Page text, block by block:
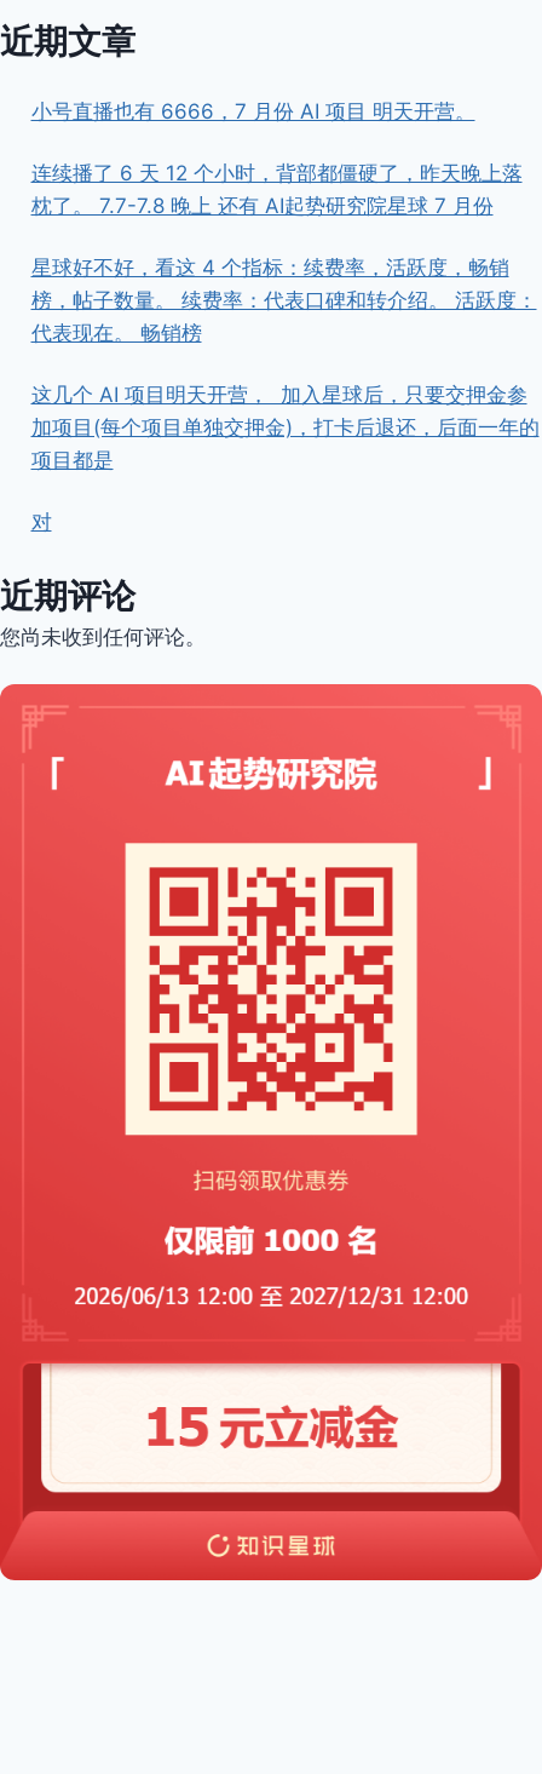
近期文章
小号直播也有 6666，7 月份 AI 项目 明天开营。
连续播了 6 天 12 个小时，背部都僵硬了，昨天晚上落
枕了。 7.7-7.8 晚上 还有 AI起势研究院星球 7 月份
星球好不好，看这 4 个指标：续费率，活跃度，畅销
榜，帖子数量。 续费率：代表口碑和转介绍。 活跃度：
代表现在。 畅销榜
这几个 AI 项目明天开营， ​ ​加入星球后，只要交押金参
加项目(每个项目单独交押金)，打卡后退还，后面一年的
项目都是
对
近期评论
您尚未收到任何评论。